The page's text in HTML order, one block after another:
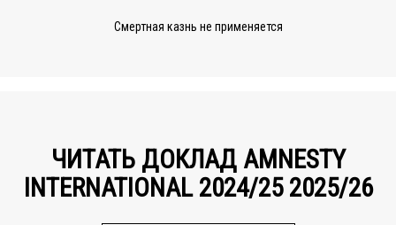
Смертная казнь не применяется
ЧИТАТЬ ДОКЛАД AMNESTY
INTERNATIONAL 2024/25 2025/26